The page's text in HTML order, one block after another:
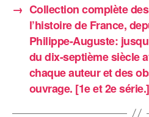
→ Collection complète
l’histoire de France,
Philippe-Auguste:
du dix-septième siècle
chaque auteur et des
ouvrage. [1e et 2e